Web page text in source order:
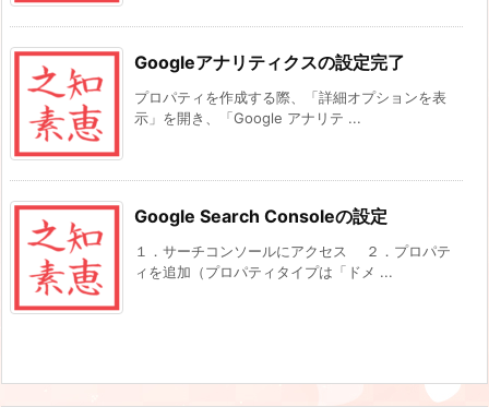
Googleアナリティクスの設定完了
プロパティを作成する際、「詳細オプションを表
示」を開き、「Google アナリテ ...
Google Search Consoleの設定
１．サーチコンソールにアクセス ２．プロパテ
ィを追加（プロパティタイプは「ドメ ...